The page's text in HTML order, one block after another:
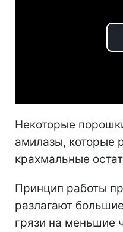
Некоторые
амилазы, которые
крахмальные
Принцип работы
разлагают
грязи на меньшие